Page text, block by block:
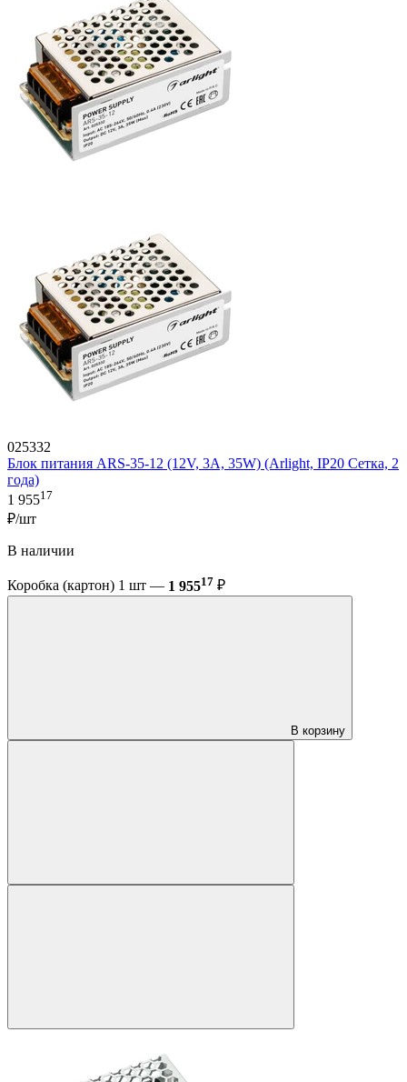
025332
Блок питания ARS-35-12 (12V, 3A, 35W) (Arlight, IP20 Сетка, 2
года)
1 95517
₽/шт
В наличии
Коробка (картон) 1 шт — 1 95517 ₽
В корзину